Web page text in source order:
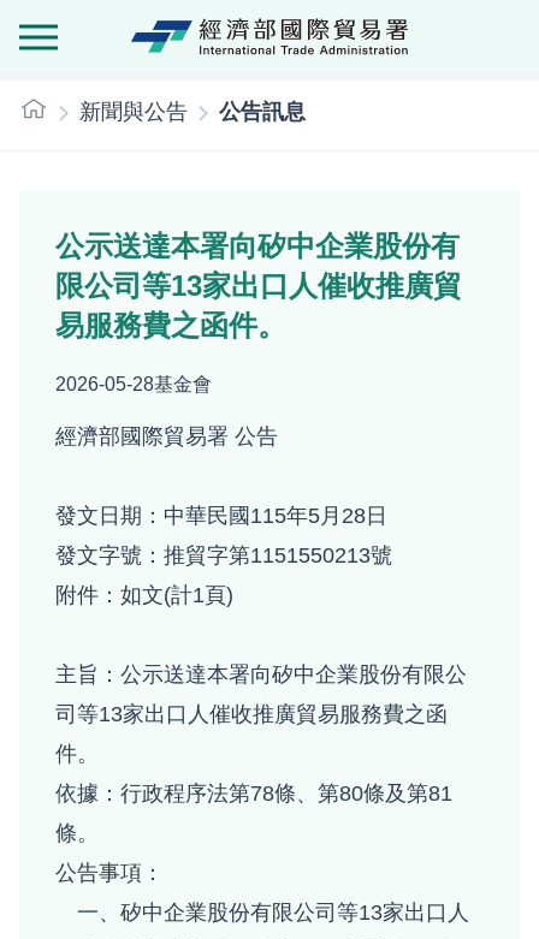
::: 新聞與公告 公告訊息
公示送達本署向矽中企業股份有
限公司等13家出口人催收推廣貿
易服務費之函件。
2026-05-28基金會
經濟部國際貿易署 公告
發文日期：中華民國115年5月28日
發文字號：推貿字第1151550213號
附件：如文(計1頁)
主旨：公示送達本署向矽中企業股份有限公
司等13家出口人催收推廣貿易服務費之函
件。
依據：行政程序法第78條、第80條及第81
條。
公告事項：
一、矽中企業股份有限公司等13家出口人